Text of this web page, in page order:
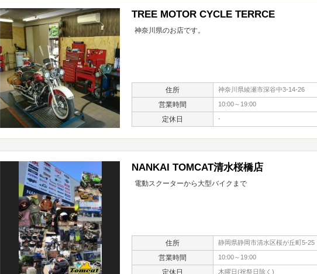
TREE MOTOR CYCLE TERRCE
神奈川県のお店です。
住所 神奈川県綾瀬市深谷中3-14-26
営業時間 10:00～19:00
定休日 -
NANKAI TOMCAT清水桜橋店
電動スクーターから大型バイクまで
住所 静岡県静岡市清水区桜が丘町5-25
営業時間 10:00～19:00
定休日 木曜日(祝祭日除く)